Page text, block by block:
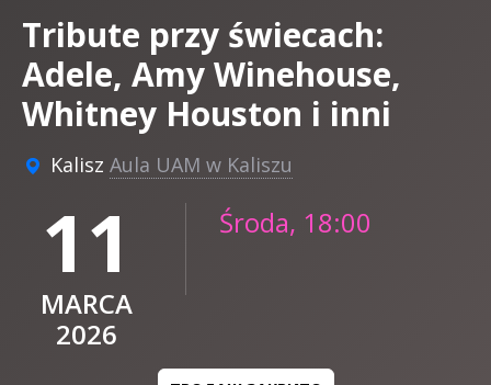
Tribute przy świecach:
Adele, Amy Winehouse,
Whitney Houston i inni
Kalisz Aula UAM w Kaliszu
11
MARCA
2026
Środa, 18:00